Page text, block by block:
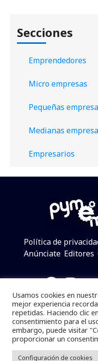
Secciones
Emprendedores
Micro empresas
Pequeñas
Medianas
Empresarios
Política de
Anúnciate Editores
Pymempresario © 2025
Se prohibe el uso de
dar
Usamos cookies en
mejor experiencia
repetidas. Haciendo clic
consentimiento para el
embargo, puede visitar
proporcionar un
Configuración de cookies